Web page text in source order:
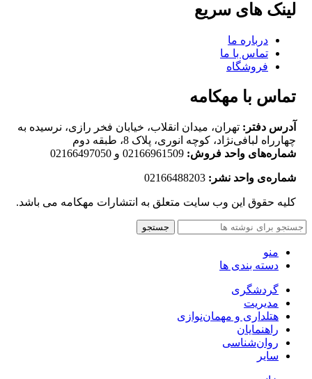
لینک های سریع
درباره ما
تماس با ما
فروشگاه
تماس با مهکامه
آدرس دفتر: تهران، میدان انقلاب، خیابان فخر رازی، نرسیده به
چهارراه لبافی‌نژاد، کوچه انوری، پلاک 8، طبقه دوم
شماره‌های واحد فروش: 02166961509 و 02166497050
شماره‌‌ی واحد نشر:
کلیه حقوق این وب سایت متعلق به انتشارات مهکامه می باشد.
جستجو
منو
دسته بندی ها
گردشگری
مدیریت
هتلداری و مهمان‌نوازی
راهنمایان
روان‌شناسی
سایر